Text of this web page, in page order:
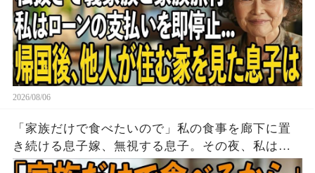
2026/08/06
「家族だけで食べたいので」私の食事を廊下に置
き続ける息子嫁、無視する息子。その夜、私は黙
って姿を消した→翌朝、玄関の張り紙に息子嫁は